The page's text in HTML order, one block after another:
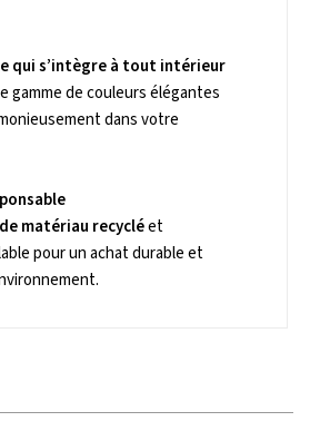
qui s’intègre à tout intérieur
gamme de couleurs élégantes
dans votre
matériau recycléet
pour un achat durable et